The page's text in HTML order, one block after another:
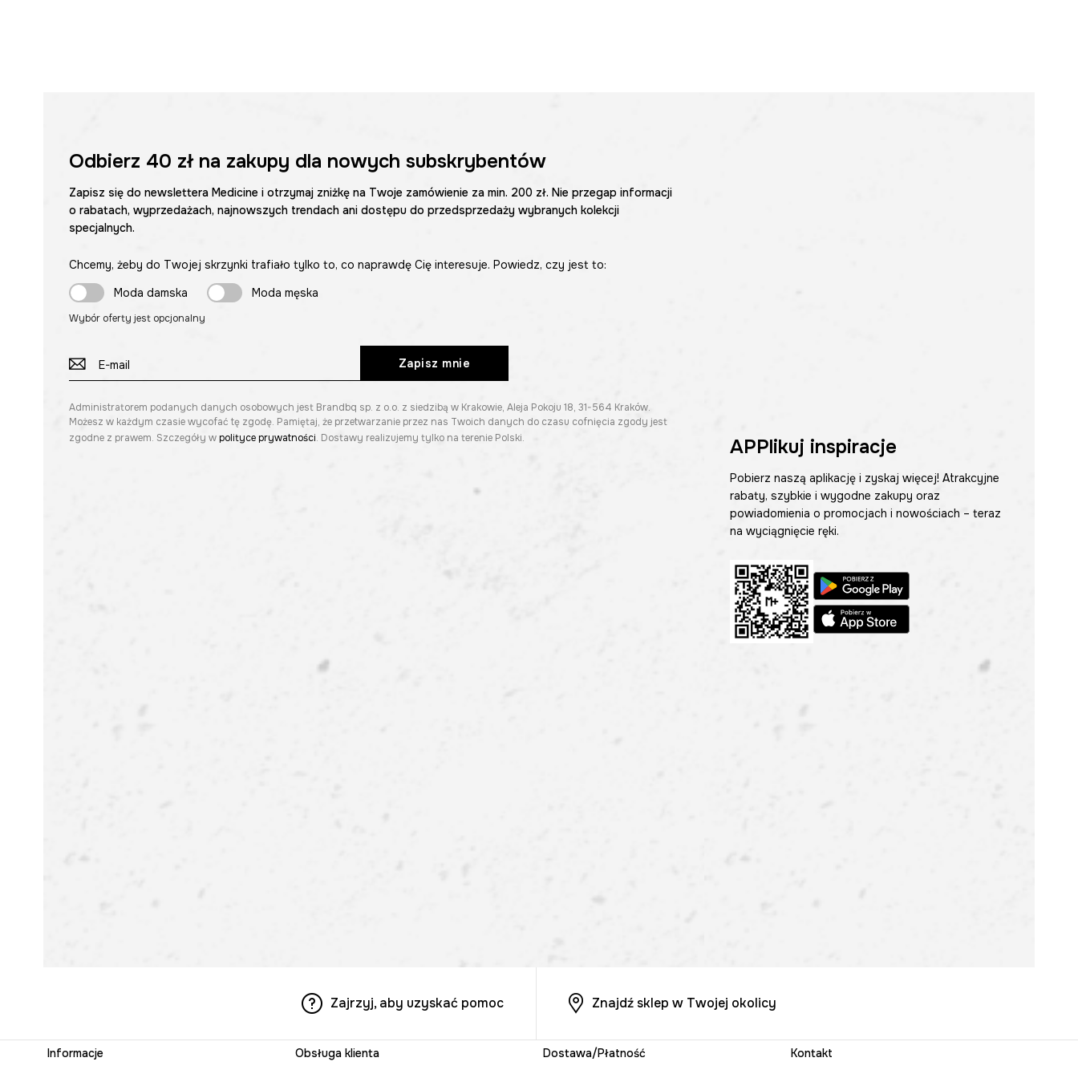
Odbierz 40 złna zakupy dla nowych subskrybentów
Zapisz się do newslettera Medicine i otrzymaj zniżkę na Twoje zamówienie za min. 200 zł. Nie przegap informacji
o rabatach, wyprzedażach, najnowszych trendach ani dostępu do przedsprzedaży wybranych kolekcji
specjalnych.
Chcemy, żeby do Twojej skrzynki trafiało tylko to, co naprawdę Cię interesuje. Powiedz, czy jest to:
Moda damska
Moda męska
Wybór oferty jest opcjonalny
Zapisz mnie
Administratorem podanych danych osobowych jest Brandbq sp. z o.o. z siedzibą w Krakowie, Aleja Pokoju 18, 31-564 Kraków.
Możesz w każdym czasie wycofać tę zgodę. Pamiętaj, że przetwarzanie przez nas Twoich danych do czasu cofnięcia zgody jest
zgodne z prawem. Szczegóły w polityce prywatności. Dostawy realizujemy tylko na terenie Polski. APPlikuj inspiracje
Pobierz naszą aplikację i zyskaj więcej! Atrakcyjne
rabaty, szybkie i wygodne zakupy oraz
powiadomienia o promocjach i nowościach – teraz
na wyciągnięcie ręki.
Zajrzyj, aby uzyskać pomoc Znajdź sklep w Twojej okolicy
Informacje Obsługa klienta Dostawa/Płatność Kontakt